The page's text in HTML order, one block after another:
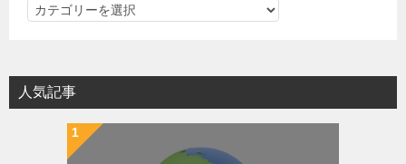
PC・IT・WEBの基礎知識カテゴリ一覧
人気記事